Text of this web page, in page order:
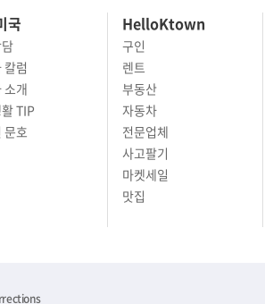
국
칼럼
소개
TIP
문호
HelloKtown
구인
렌트
부동산
자동차
전문업체
사고팔기
마켓세일
맛집